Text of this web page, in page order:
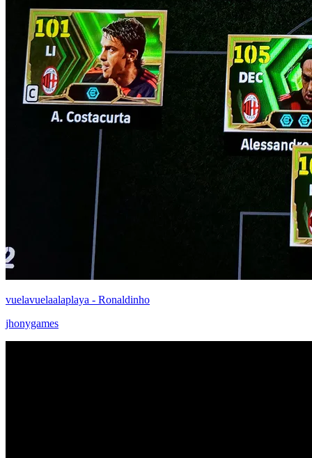
vuelavuelaalaplaya - Ronaldinho
jhonygames